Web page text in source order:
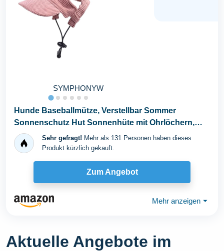
SYMPHONYW
Hunde Baseballmütze, Verstellbar Sommer
Sonnenschutz Hut Sonnenhüte mit Ohrlöchern,
Haustier...Sehr gefragt! Mehr als 131 Personen haben dieses
Produkt kürzlich gekauft.
Zum Angebot
Mehr anzeigen ⏷
Aktuelle Angebote im